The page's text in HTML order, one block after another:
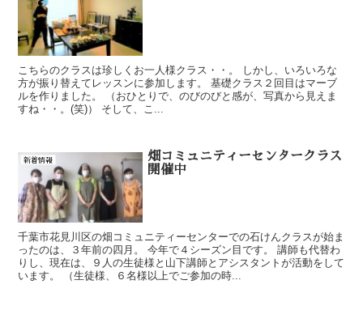
こちらのクラスは珍しくお一人様クラス・・。 しかし、いろいろな
方が振り替えてレッスンに参加します。 基礎クラス２回目はマーブ
ルを作りました。 （おひとりで、のびのびと感が、写真から見えま
すね・・。(笑)） そして、こ...
新着情報
畑コミュニティーセンタークラス
開催中
千葉市花見川区の畑コミュニティーセンターでの石けんクラスが始ま
ったのは、３年前の四月。 今年で４シーズン目です。 講師も代替わ
りし、現在は、９人の生徒様と山下講師とアシスタントが活動をして
います。 （生徒様、６名様以上でご参加の時...